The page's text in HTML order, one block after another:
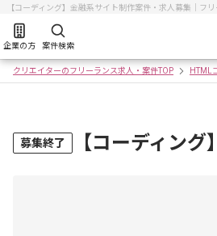
【コーディング】金融系サイト制作案件・求人募集｜フ
企業の方 案件検索
クリエイターのフリーランス求人・案件TOP HTML
募集終了 【コーディン